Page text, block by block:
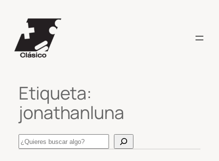
contenido
Etiqueta:
jonathanluna
Search